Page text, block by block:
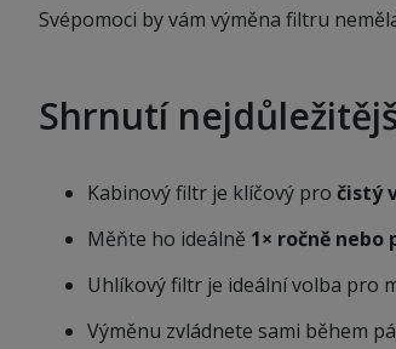
Svépomoci by vám výměna filtru
Shrnutí
Kabinový filtr je klíčový pro čistý
Měňte ho ideálně 1× ročně nebo
Uhlíkový filtr je ideální volba pro
Výměnu zvládnete sami během